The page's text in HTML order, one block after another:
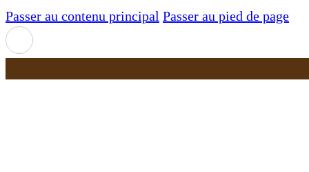
Passer au contenu principal Passer au pied de page